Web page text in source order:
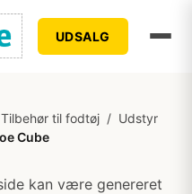
UDSALG
Tilbehør til fodtøj / Udstyr
Cube
kan være genereret